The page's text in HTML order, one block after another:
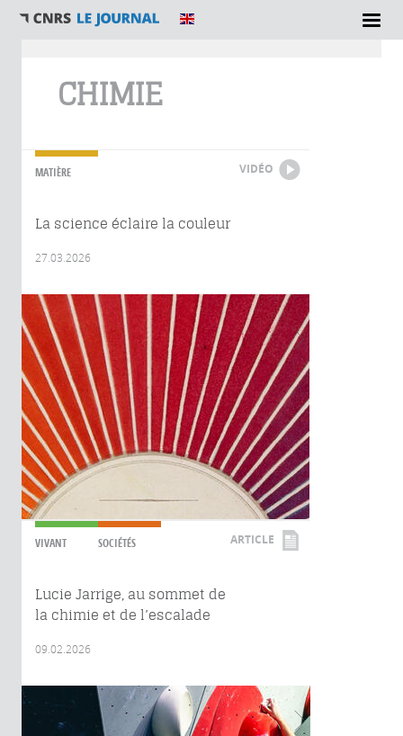
CHIMIE
MATIÈRE VIDÉO
La science éclaire la couleur
27.03.2026
VIVANT SOCIÉTÉS ARTICLE
Lucie Jarrige, au sommet de
la chimie et de l’escalade
09.02.2026